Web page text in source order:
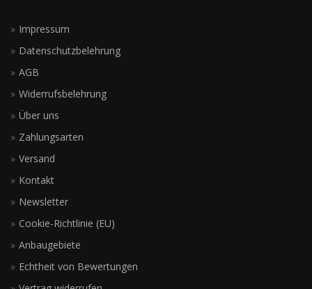
Impressum
Datenschutzbelehrung
AGB
Widerrufsbelehrung
Über uns
Zahlungsarten
Versand
Kontakt
Newsletter
Cookie-Richtlinie (EU)
Anbaugebiete
Echtheit von Bewertungen